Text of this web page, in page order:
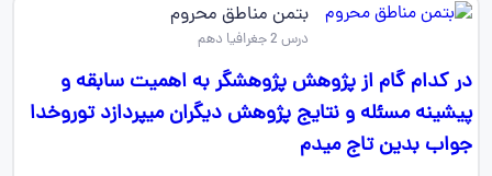
بتمن مناطق محروم
درس 2 جغرافیا دهم
در کدام گام از پژوهش پژوهشگر به اهمیت سابقه و
پیشینه مسئله و نتایج پژوهش دیگران میپردازد توروخدا
جواب بدین تاج میدم